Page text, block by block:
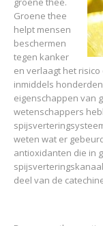
Groene thee
helpt mensen
beschermen
tegen kanker
en verlaagt het
inmiddels
eigenschappen van
wetenschappers
weten wat er
antioxidanten die in
deel van de